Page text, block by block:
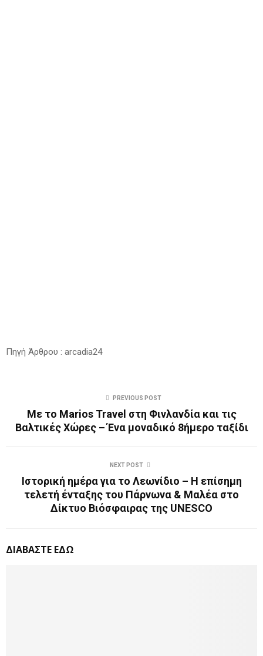
Πηγή Άρθρου : arcadia24
PREVIOUS POST
Με το Marios Travel στη Φινλανδία και τις
Βαλτικές Χώρες – Ένα μοναδικό 8ήμερο ταξίδι
NEXT POST
Ιστορική ημέρα για το Λεωνίδιο – Η επίσημη
τελετή ένταξης του Πάρνωνα & Μαλέα στο
Δίκτυο Βιόσφαιρας της UNESCO
ΔΙΑΒΑΣΤΕ ΕΔΩ